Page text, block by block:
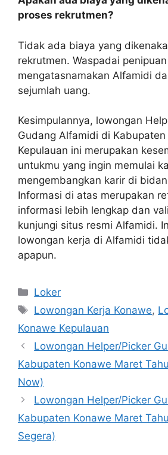
proses rekrutmen?
Tidak ada biaya yang
rekrutmen. Waspadai
mengatasnamakan Alfamidi
sejumlah uang.
Kesimpulannya, lowongan
Gudang Alfamidi di Kabupaten
Kepulauan ini merupakan
untukmu yang ingin memulai
mengembangkan karir di
Informasi di atas merupakan
informasi lebih lengkap dan
kunjungi situs resmi Alfamidi.
lowongan kerja di Alfamidi
apapun.
Kategori
Loker
Tag
Lowongan Kerja Konawe,
Konawe Kepulauan
Lowongan Helper/Picker
Kabupaten Konawe Maret
Now)
Lowongan Helper/Picker
Kabupaten Konawe Maret
Segera)